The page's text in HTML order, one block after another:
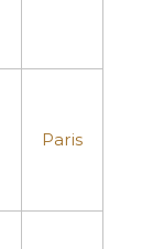
Paris